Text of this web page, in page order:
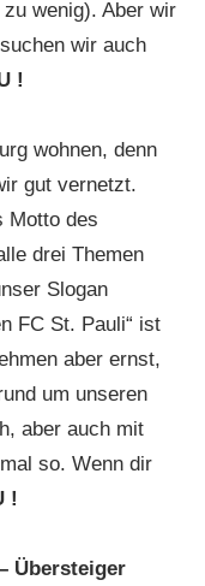
wenig). Aber wir
wir auch
!
wohnen, denn
gut vernetzt.
Motto des
drei Themen
Slogan
FC St. Pauli“ ist
aber ernst,
um unseren
aber auch mit
so. Wenn dir
!
Übersteiger